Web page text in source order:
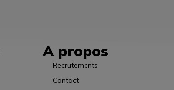
A propos
Recrutements
Contact